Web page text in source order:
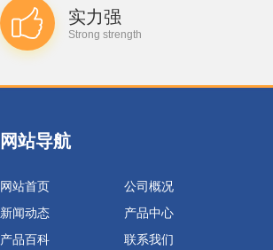
实力强
Strong strength
网站导航
网站首页
公司概况
新闻动态
产品中心
产品百科
联系我们